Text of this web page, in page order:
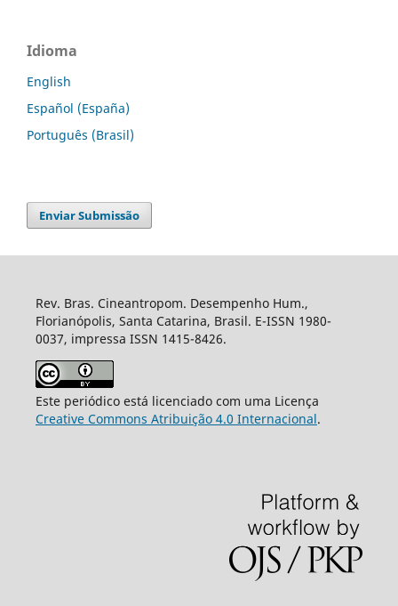
Idioma
English
Español (España)
Português (Brasil)
Enviar Submissão
Rev. Bras. Cineantropom. Desempenho Hum.,
Florianópolis, Santa Catarina, Brasil. E-ISSN 1980-
0037, impressa ISSN 1415-8426.
Este periódico está licenciado com uma Licença
Creative Commons Atribuição 4.0 Internacional.